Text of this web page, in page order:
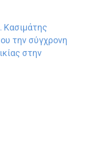
Κασιμάτης
την σύγχρονη
στην